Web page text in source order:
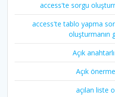
access'te sorgu
access'te tablo yapma
oluşturmanın
Açık
Açık
açılan liste